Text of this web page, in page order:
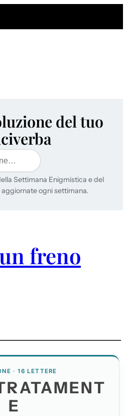
del tuo
Settimana Enigmistica e del
ogni settimana.
freno
· 16 LETTERE
E